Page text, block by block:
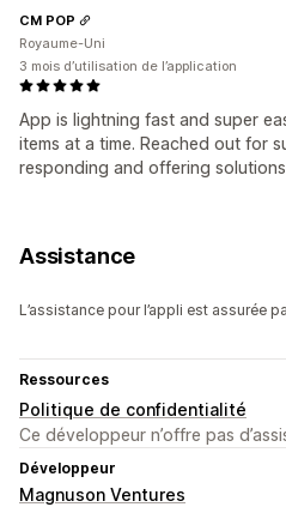
App is lightning fast and super
items at a time. Reached out for
responding and offering
CM POP
Royaume-Uni
3 mois d’utilisation de l’application
Assistance
L’assistance pour l’appli est assurée
Ressources
Politique de confidentialité
Ce développeur n’offre pas
Développeur
Magnuson Ventures